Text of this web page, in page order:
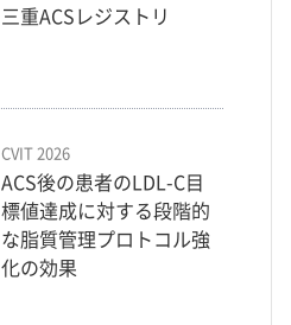
三重ACSレジストリ
CVIT 2026
ACS後の患者のLDL-C目
標値達成に対する段階的
な脂質管理プロトコル強
化の効果